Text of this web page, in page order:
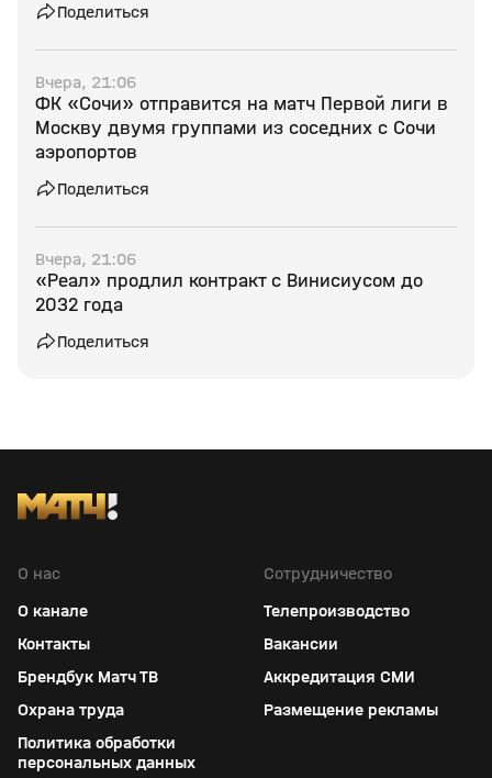
Поделиться
Вчера, 21:06
ФК «Сочи» отправится на матч Первой лиги в
Москву двумя группами из соседних с Сочи
аэропортов
Поделиться
Вчера, 21:06
«Реал» продлил контракт с Винисиусом до
2032 года
Поделиться
О нас
О канале
Контакты
Брендбук Матч ТВ
Охрана труда
Политика обработки
персональных данных
Сотрудничество
Телепроизводство
Вакансии
Аккредитация СМИ
Размещение рекламы